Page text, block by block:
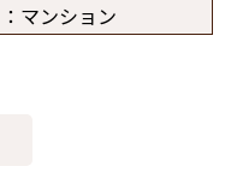
マンション